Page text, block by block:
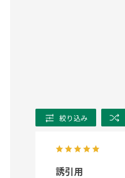
絞り込み
誘引用